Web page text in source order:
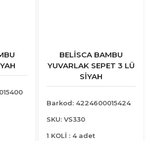
BELİSCA BAMBU
YUVARLAK SEPET 3 LÜ
SİYAH
Barkod: 4224600015424
SKU: VS330
1 KOLİ : 4 adet